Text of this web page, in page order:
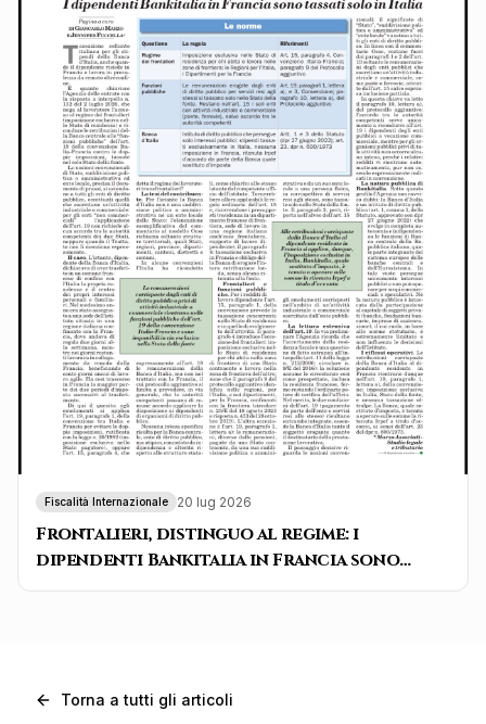
Fiscalità Internazionale 20 lug 2026
Frontalieri, distinguo al regime: i
dipendenti Bankitalia in Francia sono
tassati solo in Italia
Torna a tutti gli articoli